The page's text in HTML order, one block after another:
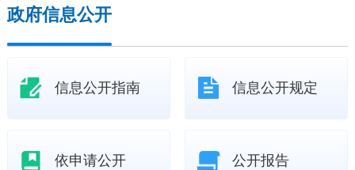
政府信息公开
信息公开指南 信息公开规定
依申请公开 公开报告